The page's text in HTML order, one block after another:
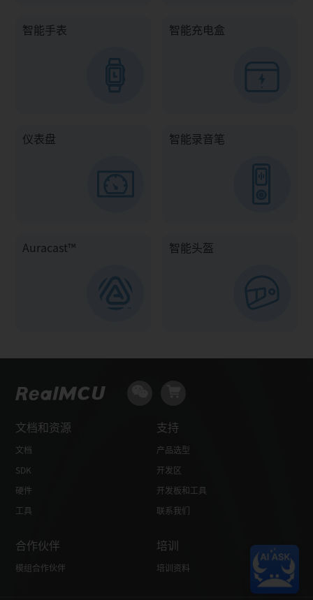
智能手表 智能充电盒
仪表盘 智能录音笔
Auracast™ 智能头盔
文档和资源
文档
SDK
硬件
工具
支持
产品选型
开发区
开发板和工具
联系我们
合作伙伴
模组合作伙伴
培训
培训资料